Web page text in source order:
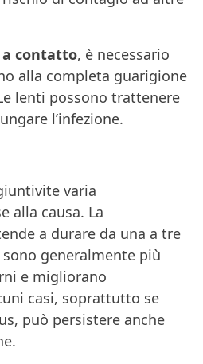
contatto, è necessario
alla completa guarigione
lenti possono trattenere
l’infezione.
varia
alla causa. La
a durare da una a tre
generalmente più
e migliorano
casi, soprattutto se
può persistere anche